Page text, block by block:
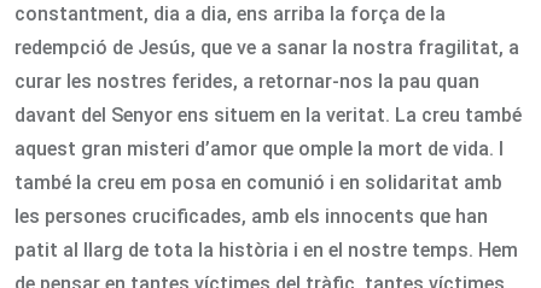
constantment, dia a dia, ens arriba la força de la
redempció de Jesús, que ve a sanar la nostra fragilitat, a
curar les nostres ferides, a retornar-nos la pau quan
davant del Senyor ens situem en la veritat. La creu també
aquest gran misteri d’amor que omple la mort de vida. I
també la creu em posa en comunió i en solidaritat amb
les persones crucificades, amb els innocents que han
patit al llarg de tota la història i en el nostre temps. Hem